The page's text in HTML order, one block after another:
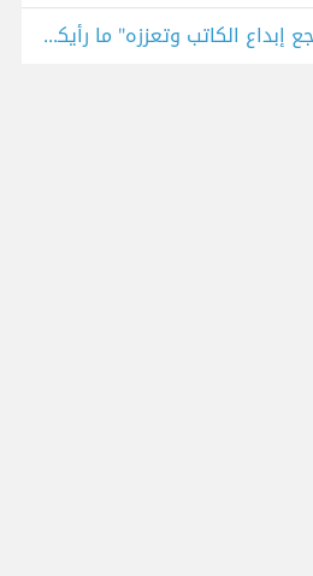
"الحدود والتقييدات تشجع إبداع الكاتب وتعززه" ما رأيكم في هذا الطرح؟